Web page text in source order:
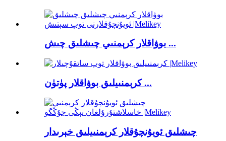
بوۋاقلار كرېمنىي چىشلىق چىش ...
كرېمنىيلىق بوۋاقلار پۈتۈن ...
چىشلىق ئويۇنچۇقلار كرېمنىيلىق خېرىدار